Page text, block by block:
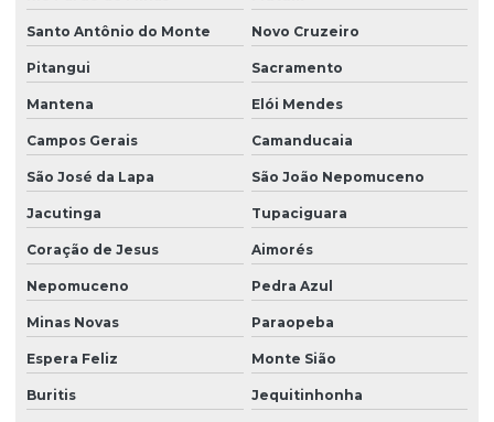
Santo Antônio do Monte Novo Cruzeiro
Pitangui Sacramento
Mantena Elói Mendes
Campos Gerais Camanducaia
São José da Lapa São João Nepomuceno
Jacutinga Tupaciguara
Coração de Jesus Aimorés
Nepomuceno Pedra Azul
Minas Novas Paraopeba
Espera Feliz Monte Sião
Buritis Jequitinhonha